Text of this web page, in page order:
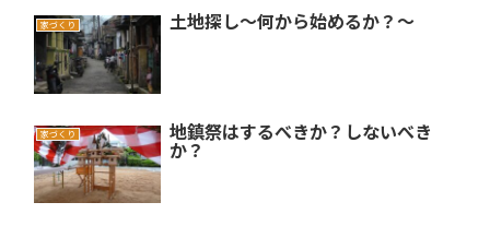
家づくり 土地探し〜何から始めるか？〜
家づくり 地鎮祭はするべきか？しないべき
か？